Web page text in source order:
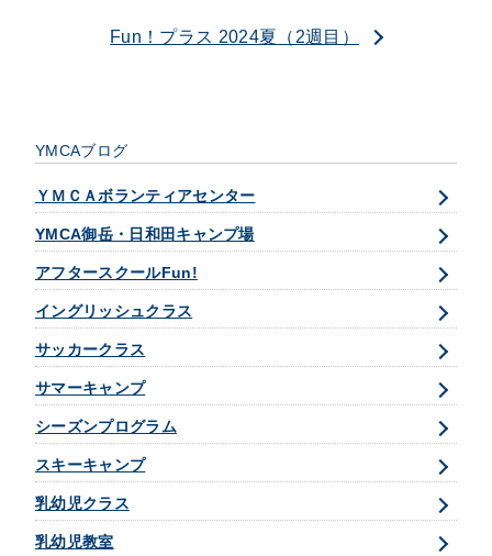
YMCAブログ
ＹＭＣＡボランティアセンター
YMCA御岳・日和田キャンプ場
アフタースクールFun!
イングリッシュクラス
サッカークラス
サマーキャンプ
シーズンプログラム
スキーキャンプ
乳幼児クラス
乳幼児教室
Fun！プラス 2024夏（2週目）